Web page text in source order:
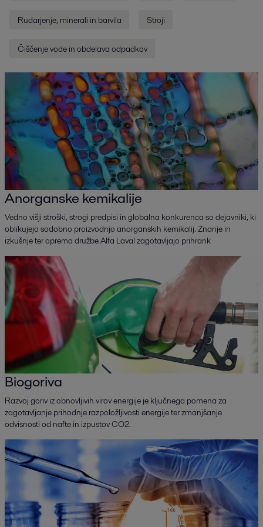
2019-04-05 1189 kB
Refinery_Spiral Heat Exchanger solves costly
2019-04-05 1717 kB
Refinery_The spiral heat exchanger solves a
difficult fouling problem.pdf
2021-04-15 1737 kB
Zinc_Alfa Laval helps Asturiana keep the steam
on.pdf
2019-04-09 147 kB
Heat recovery for Italian tiles_Case story_EN.pdf
2023-12-05 270 kB
Rudarjenje, minerali in barvila Stroji
Čiščenje vode in obdelava odpadkov
Anorganske kemikalije
Vedno višji stroški, strogi predpisi in globalna konkurenca so dejavniki, ki
oblikujejo sodobno proizvodnjo anorganskih kemikalij. Znanje in
izkušnje ter oprema družbe Alfa Laval zagotavljajo prihrank
Biogoriva
Razvoj goriv iz obnovljivih virov energije je ključnega pomena za
zagotavljanje prihodnje razpoložljivosti energije ter zmanjšanje
odvisnosti od nafte in izpustov CO2.